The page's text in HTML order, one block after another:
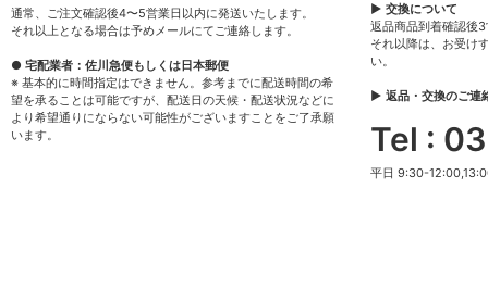
通常、ご注文確認後4〜5営業日以内に発送いたします。
それ以上となる場合は予めメールにてご連絡します。
● 宅配業者：佐川急便もしくは日本郵便
※ 基本的に時間指定はできません。参考までに配送時間の希
望を承ることは可能ですが、配送日の天候・配送状況などに
より希望通りにならない可能性がございますことをご了承願
います。
▶ 交換について
返品商品到着確認後
それ以降は、お受け
い。
▶ 返品・交換のご連
Tel :
平日 9:30-